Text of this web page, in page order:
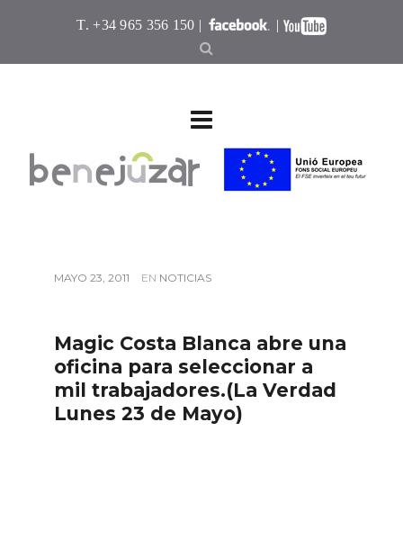
T. +34 965 356 150 | |
MAYO 23, 2011 EN NOTICIAS
Magic Costa Blanca abre una
oficina para seleccionar a
mil trabajadores.(La Verdad
Lunes 23 de Mayo)